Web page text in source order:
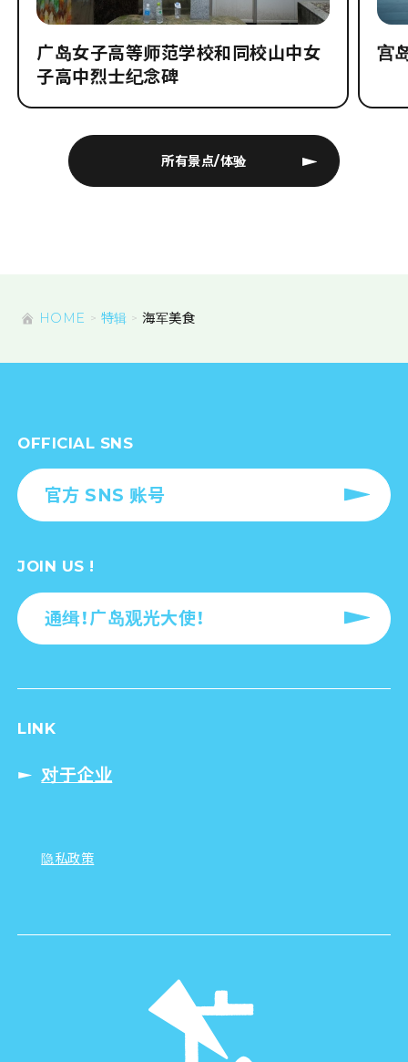
所有景点/体验
广岛女子高等师范学校和同校山中女
子高中烈士纪念碑
宫
HOME 特辑 海军美食
OFFICIAL SNS
官方 SNS 账号
JOIN US !
通缉！广岛观光大使！
LINK
对于企业
隐私政策